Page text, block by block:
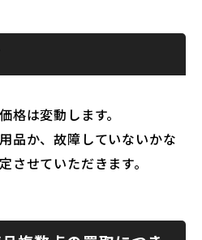
格は変動します。
品か、故障していないかな
させていただきます。